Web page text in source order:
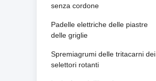
senza cordone
Padelle elettriche delle piastre
delle griglie
Spremiagrumi delle tritacarni dei
selettori rotanti